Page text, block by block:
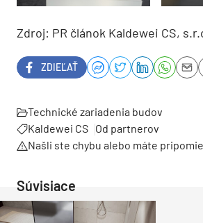
Zdroj: PR článok Kaldewei CS,
ZDIEĽAŤ
Technické zariadenia budov
Kaldewei CS Od partnerov
Našli ste chybu alebo máte
Súvisiace